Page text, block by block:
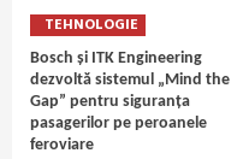
TEHNOLOGIE
Bosch și ITK Engineering
dezvoltă sistemul „Mind the
Gap” pentru siguranța
pasagerilor pe peroanele
feroviare